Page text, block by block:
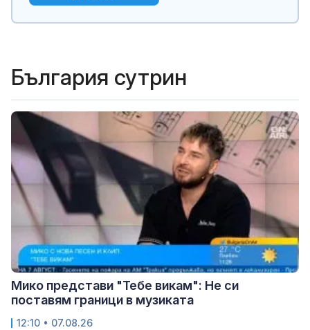
България сутрин
Мико представи "Тебе викам": Не си
поставям граници в музиката
12:10 • 07.08.26